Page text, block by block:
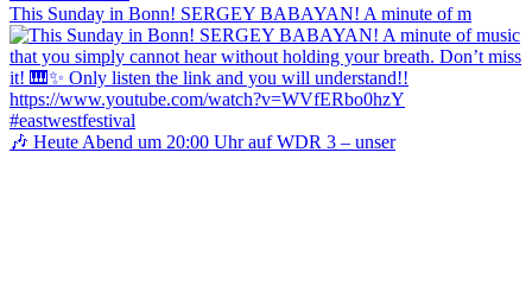
This Sunday in Bonn! SERGEY BABAYAN! A minute of m
🎶 Heute Abend um 20:00 Uhr auf WDR 3 – unser